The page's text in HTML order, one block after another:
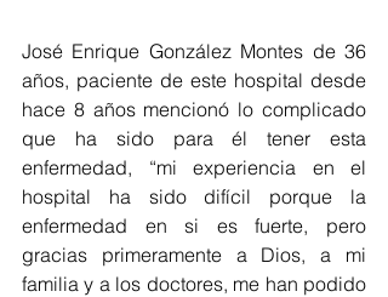
José Enrique González Montes de 36
años, paciente de este hospital desde
hace 8 años mencionó lo complicado
que ha sido para él tener esta
enfermedad, “mi experiencia en el
hospital ha sido difícil porque la
enfermedad en si es fuerte, pero
gracias primeramente a Dios, a mi
familia y a los doctores, me han podido